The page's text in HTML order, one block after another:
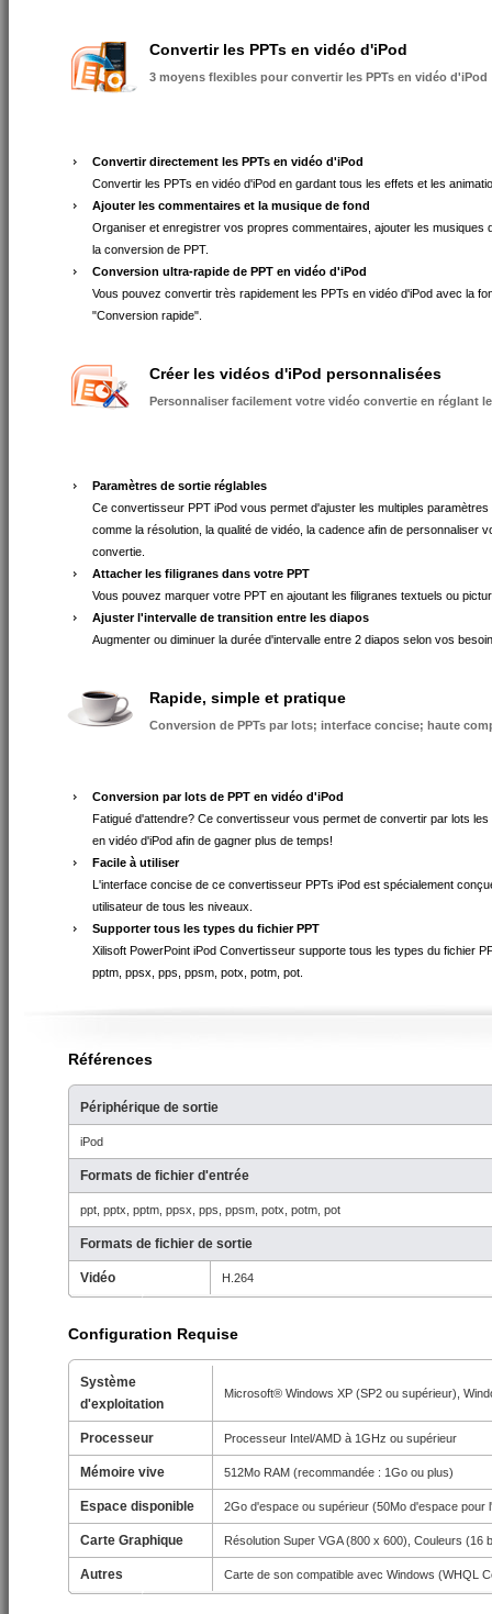
Convertir les PPTs en vidéo d'iPod
3 moyens flexibles pour convertir les PPTs en vidéo d'iPod
Convertir directement les PPTs en vidéo d'iPod
Convertir les PPTs en vidéo d'iPod en gardant tous les effets et les
Ajouter les commentaires et la musique de fond
Organiser et enregistrer vos propres commentaires, ajouter les musiques
la conversion de PPT.
Conversion ultra-rapide de PPT en vidéo d'iPod
Vous pouvez convertir très rapidement les PPTs en vidéo d'iPod avec la
"Conversion rapide".
Créer les vidéos d'iPod personnalisées
Personnaliser facilement votre vidéo convertie en réglant
Paramètres de sortie réglables
Ce convertisseur PPT iPod vous permet d'ajuster les multiples paramètres
comme la résolution, la qualité de vidéo, la cadence afin de personnaliser
convertie.
Attacher les filigranes dans votre PPT
Vous pouvez marquer votre PPT en ajoutant les filigranes textuels ou
Ajuster l'intervalle de transition entre les diapos
Augmenter ou diminuer la durée d'intervalle entre 2 diapos selon vos
Rapide, simple et pratique
Conversion de PPTs par lots; interface concise; haute
Conversion par lots de PPT en vidéo d'iPod
Fatigué d'attendre? Ce convertisseur vous permet de convertir par lots les
en vidéo d'iPod afin de gagner plus de temps!
Facile à utiliser
L'interface concise de ce convertisseur PPTs iPod est spécialement
utilisateur de tous les niveaux.
Supporter tous les types du fichier PPT
Xilisoft PowerPoint iPod Convertisseur supporte tous les types du fichier
pptm, ppsx, pps, ppsm, potx, potm, pot.
Références
Périphérique de sortie
iPod
Formats de fichier d'entrée
ppt, pptx, pptm, ppsx, pps, ppsm, potx, potm, pot
Formats de fichier de sortie
Vidéo H.264
Configuration Requise
Système
d'exploitation
Microsoft® Windows XP (SP2 ou supérieur),
Processeur Processeur Intel/AMD à 1GHz ou supérieur
Mémoire vive 512Mo RAM (recommandée : 1Go ou plus)
Espace disponible 2Go d'espace ou supérieur (50Mo d'espace pour
Carte Graphique Résolution Super VGA (800 x 600), Couleurs (16
Autres Carte de son compatible avec Windows (WHQL